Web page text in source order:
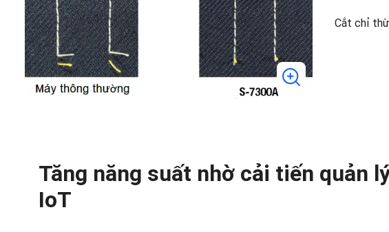
Cắt chỉ
Tăng năng suất nhờ cải tiến quản
IoT